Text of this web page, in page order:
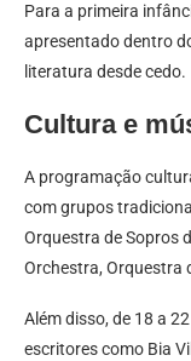
Para a primeira
apresentado dentro
literatura desde cedo.
Cultura e
A programação
com grupos
Orquestra de Sopros
Orchestra, Orquestra
Além disso, de 18 a
escritores como Bia